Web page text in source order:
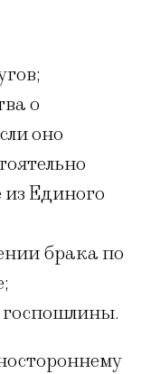
о
оно
Единого
брака по
госпошлины.